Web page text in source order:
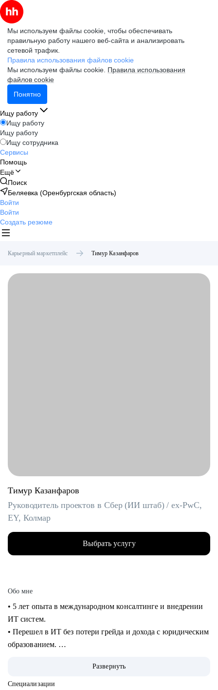
Мы используем файлы cookie, чтобы обеспечивать
правильную работу нашего веб-сайта и анализировать
сетевой трафик.
Правила использования файлов cookie
Мы используем файлы cookie. Правила использования
файлов cookie
Понятно
Ищу работу
Ищу работу
Ищу работу
Ищу сотрудника
Сервисы
Помощь
Ещё
Поиск
Беляевка (Оренбургская область)
Войти
Войти
Создать резюме
Карьерный маркетплейс Тимур Казанфаров
Тимур Казанфаров
Руководитель проектов в Сбер (ИИ штаб) / ex-PwC,
EY, Колмар
Выбрать услугу
Обо мне
• 5 лет опыта в международном консалтинге и внедрении
ИТ систем.
• Перешел в ИТ без потери грейда и дохода с юридическим
образованием.
должность руководителя проектов.
• На позиции бизнес-аналитика оптимизировал 300+
Развернуть
Специализации